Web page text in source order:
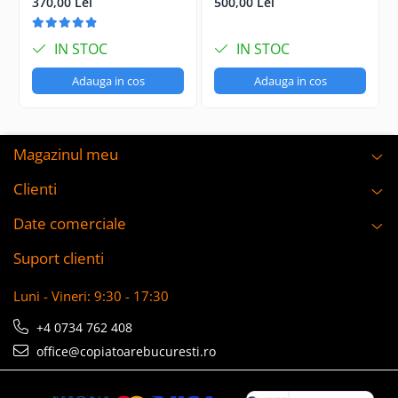
IN STOC
Adauga in cos
IN STOC
Adauga in cos
Magazinul meu
Clienti
Date comerciale
Suport clienti
Luni - Vineri: 9:30 - 17:30
+4 0734 762 408
office@copiatoarebucuresti.ro